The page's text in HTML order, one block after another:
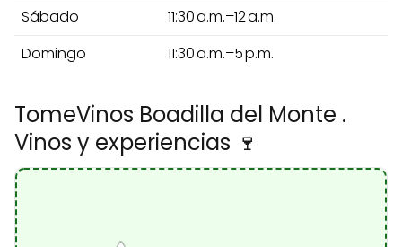
Sábado
11:30 a.m.–12 a.m.
Domingo
11:30 a.m.–5 p.m.
TomeVinos Boadilla del Monte .
Vinos y experiencias 🍷